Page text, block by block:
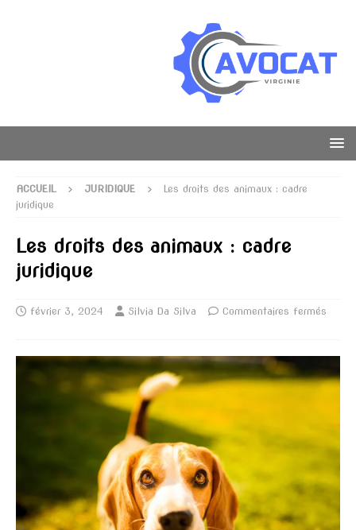
ACCUEIL JURIDIQUE
Les droits des animaux : cadre
juridique
Les droits des animaux : cadre
juridique
février 3, 2024 Silvia Da Silva Commentaires fermés